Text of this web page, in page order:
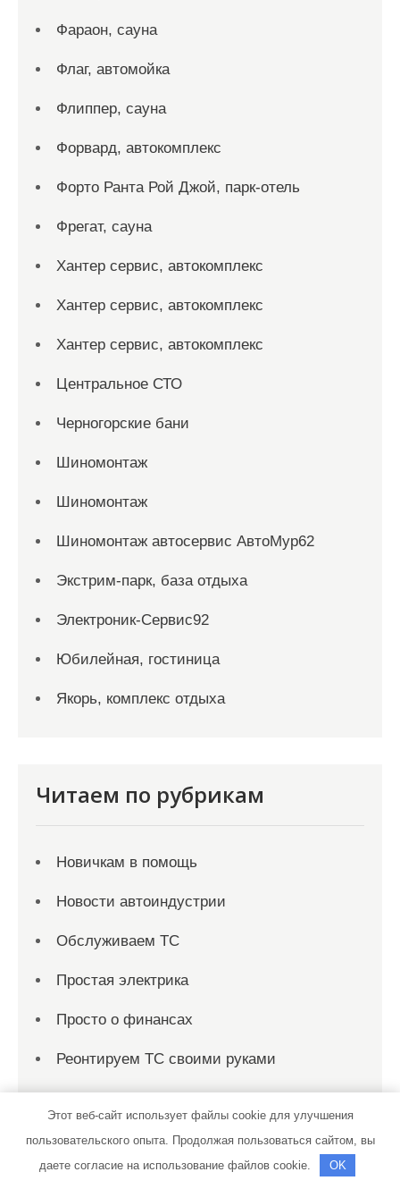
Фараон, сауна
Флаг, автомойка
Флиппер, сауна
Форвард, автокомплекс
Форто Ранта Рой Джой, парк-отель
Фрегат, сауна
Хантер сервис, автокомплекс
Хантер сервис, автокомплекс
Хантер сервис, автокомплекс
Центральное СТО
Черногорские бани
Шиномонтаж
Шиномонтаж
Шиномонтаж автосервис АвтоМур62
Экстрим-парк, база отдыха
Электроник-Сервис92
Юбилейная, гостиница
Якорь, комплекс отдыха
Читаем по рубрикам
Новичкам в помощь
Новости автоиндустрии
Обслуживаем ТС
Простая электрика
Просто о финансах
Реонтируем ТС своими руками
Этот веб-сайт использует файлы cookie для улучшения
пользовательского опыта. Продолжая пользоваться сайтом, вы
даете согласие на использование файлов cookie.
OK